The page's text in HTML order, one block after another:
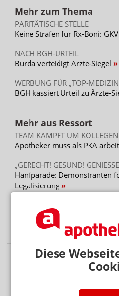
Diese
Mehr zum Thema
PARITÄTISCHE STELLE
Keine Strafen für Rx-Boni:
NACH BGH-URTEIL
Burda verteidigt Ärzte-Siegel
WERBUNG FÜR „TOP-
BGH kassiert Urteil zu Ärzte-
Mehr aus Ressort
TEAM KÄMPFT UM KOLLEGEN
Apotheker muss als PKA
„GERECHT! GESUND!
Hanfparade: Demonstranten
Legalisierung
Kinder und soziale Medien:
Elternversagen